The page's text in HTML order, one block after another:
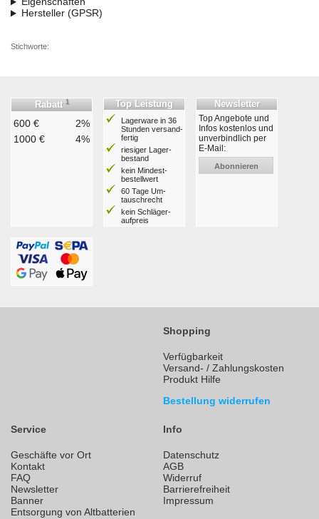
Hersteller (GPSR)
Stichworte:
Rabatt 1
600 €
2%
1000 €
4%
Top Leistung
Lagerware in 36
Stunden ver­sand­
fertig
riesiger Lager­
bestand
kein Mindest­
bestell­wert
60 Tage Um­
tausch­recht
kein Schläger­
aufpreis
Newsletter
Top Angebote und
Infos kostenlos und
unverbindlich per
E-Mail:
Abonnieren
Shopping
Verfügbarkeit
Versand- / Zahlungskosten
Produkt Hilfe
Bestellung widerrufen
Service
Geschäfte vor Ort
Kontakt
FAQ
Newsletter
Banner
Entsorgung von Altbatterien
Info
Datenschutz
AGB
Widerruf
Barrierefreiheit
Impressum